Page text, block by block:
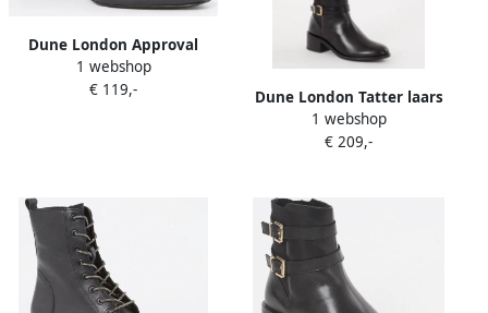
Dune London Approval
pump van leer met lakfinish
1 webshop
€ 119,-
Dune London Tatter laars
van leer met gespdetail
1 webshop
€ 209,-